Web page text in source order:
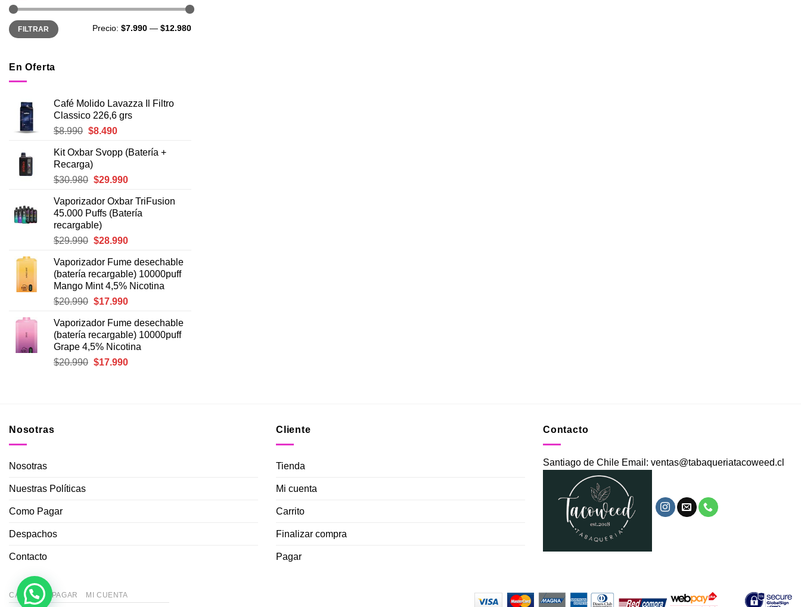
Precio
mínimo
Precio
máximo
FILTRAR Precio: $7.990 — $12.980
En Oferta
Café Molido Lavazza Il Filtro
Classico 226,6 grs
$8.990 El
original
era:
$8.990.
$8.490El
actual
$8.490.
Kit Oxbar Svopp (Batería +
Recarga)
$30.980 El
original
era:
$30.980.
$29.990El
actual
es:
Vaporizador Oxbar TriFusion
45.000 Puffs (Batería
recargable)
$29.990 El
original
era:
$29.990.
$28.990El
actual
es:
$28.990.
Vaporizador Fume desechable
(batería recargable) 10000puff
Mango Mint 4,5% Nicotina
$20.990 El
original
era:
$20.990.
$17.990El
actual
es:
$17.990.
Vaporizador Fume desechable
(batería recargable) 10000puff
Grape 4,5% Nicotina
$20.990 El
$17.990El
Nosotras
Nosotras
Nuestras Políticas
Como Pagar
Despachos
Contacto
Cliente
Tienda
Mi cuenta
Carrito
Finalizar compra
Pagar
Contacto
Santiago de Chile Email: ventas@tabaqueriatacoweed.cl
CARRITO PAGAR MI CUENTA